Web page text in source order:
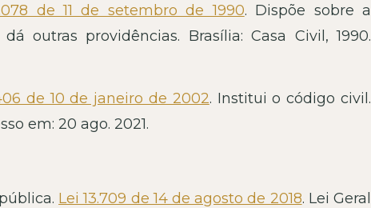
de 11 de setembro de 1990. Dispõe sobre a
outras providências. Brasília: Casa Civil, 1990.
de 10 de janeiro de 2002. Institui o código civil.
em: 20 ago. 2021.
Lei 13.709 de 14 de agosto de 2018. Lei Geral